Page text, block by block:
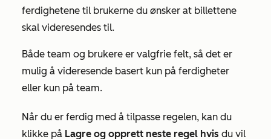
ferdighetene til brukerne du ønsker at billettene
skal videresendes til.
Både team og brukere er valgfrie felt, så det er
mulig å videresende basert kun på ferdigheter
eller kun på team.
Når du er ferdig med å tilpasse regelen, kan du
klikke på Lagre og opprett neste regel hvis du vil